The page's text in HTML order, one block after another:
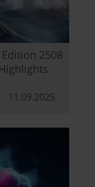
2508
11.09.2025